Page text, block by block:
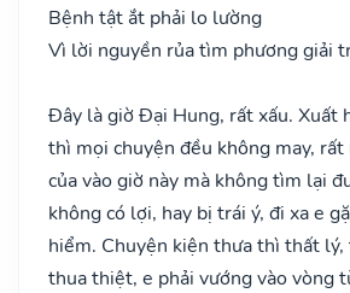
Bệnh tật ắt phải lo lường
Vì lời nguyền rủa tìm phương giải
Đây là giờ Đại Hung, rất xấu. Xuất
thì mọi chuyện đều không may,
của vào giờ này mà không tìm lại
không có lợi, hay bị trái ý, đi xa e
hiểm. Chuyện kiện thưa thì thất lý,
thua thiệt, e phải vướng vào vòng